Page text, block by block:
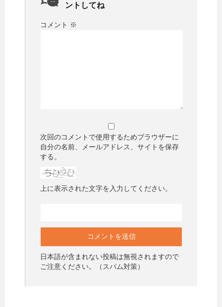
ントしてね
コメント ※
次回のコメントで使用するためブラウザーに
自分の名前、メールアドレス、サイトを保存
する。
上に表示された文字を入力してください。
日本語が含まれない投稿は無視されますので
ご注意ください。（スパム対策）